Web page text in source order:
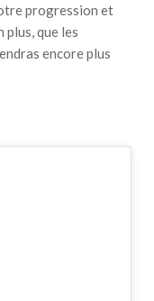
progression et
que les
encore plus